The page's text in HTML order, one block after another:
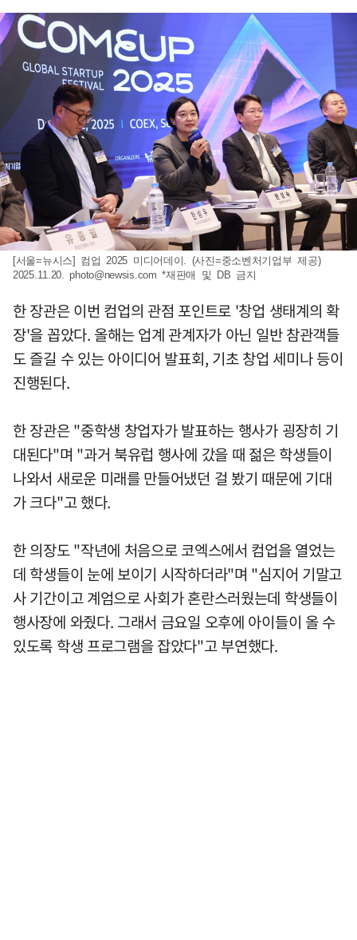
[서울=뉴시스] 컴업 2025 미디어데이. (사진=중소벤처기업부 제공)
2025.11.20.photo@newsis.com *재판매 및 DB 금지
한 장관은 이번 컴업의 관점 포인트로 '창업 생태계의 확
장'을 꼽았다. 올해는 업계 관계자가 아닌 일반 참관객들
도 즐길 수 있는 아이디어 발표회, 기초 창업 세미나 등이
진행된다.
한 장관은 "중학생 창업자가 발표하는 행사가 굉장히 기
대된다"며 "과거 북유럽 행사에 갔을 때 젊은 학생들이
나와서 새로운 미래를 만들어냈던 걸 봤기 때문에 기대
가 크다"고 했다.
한 의장도 "작년에 처음으로 코엑스에서 컴업을 열었는
데 학생들이 눈에 보이기 시작하더라"며 "심지어 기말고
사 기간이고 계엄으로 사회가 혼란스러웠는데 학생들이
행사장에 와줬다. 그래서 금요일 오후에 아이들이 올 수
있도록 학생 프로그램을 잡았다"고 부연했다.